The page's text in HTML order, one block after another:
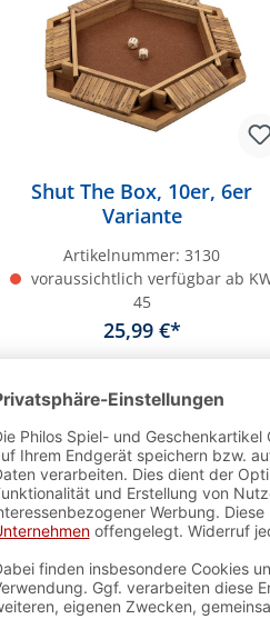
Shut The Box, 10er, 6er
Variante
Artikelnummer:3130
voraussichtlich verfügbar ab
45
25,99 €*
Bestseller